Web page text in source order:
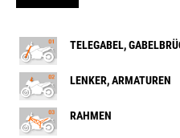
TELEGABEL,
LENKER, ARMATUREN
RAHMEN